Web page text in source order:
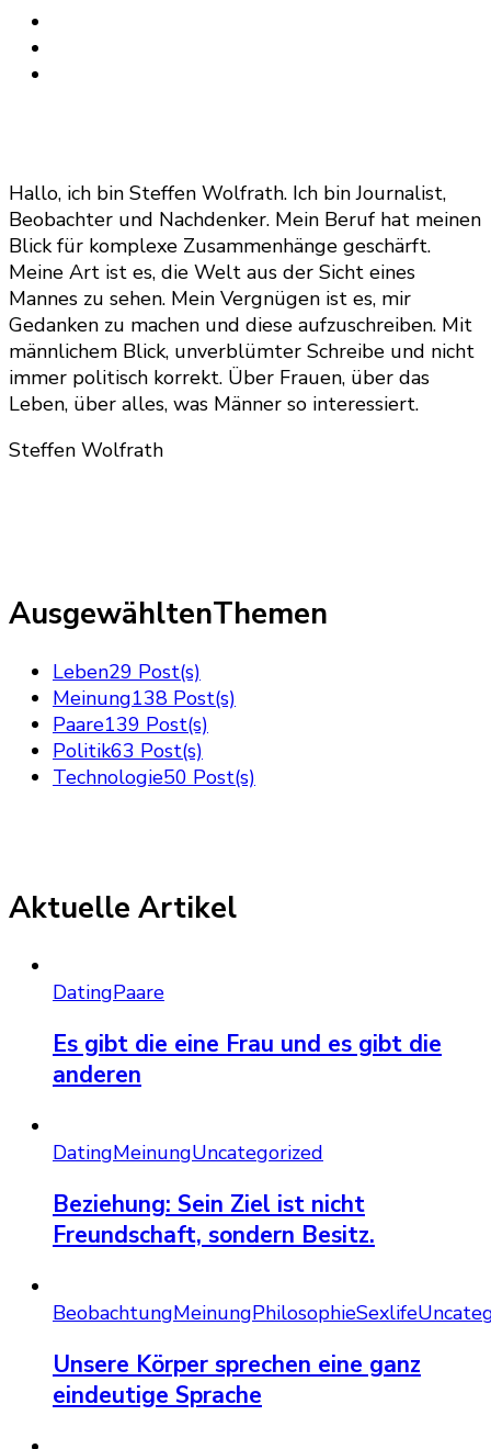
Hallo, ich bin Steffen Wolfrath. Ich bin Journalist,
Beobachter und Nachdenker. Mein Beruf hat meinen
Blick für komplexe Zusammenhänge geschärft.
Meine Art ist es, die Welt aus der Sicht eines
Mannes zu sehen. Mein Vergnügen ist es, mir
Gedanken zu machen und diese aufzuschreiben. Mit
männlichem Blick, unverblümter Schreibe und nicht
immer politisch korrekt. Über Frauen, über das
Leben, über alles, was Männer so interessiert.
Steffen Wolfrath
AusgewähltenThemen
Leben29 Post(s)
Meinung138 Post(s)
Paare139 Post(s)
Politik63 Post(s)
Technologie50 Post(s)
Aktuelle Artikel
DatingPaare
Es gibt die eine Frau und es gibt die
anderen
DatingMeinungUncategorized
Beziehung: Sein Ziel ist nicht
Freundschaft, sondern Besitz.
BeobachtungMeinungPhilosophieSexlife
Unsere Körper sprechen eine ganz
eindeutige Sprache